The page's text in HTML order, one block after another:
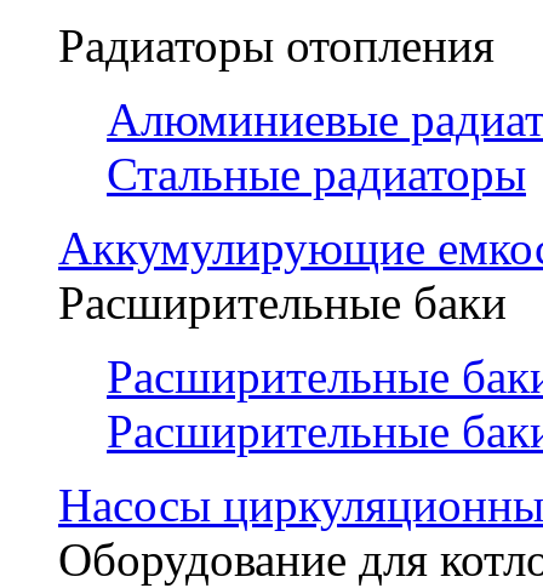
Радиаторы отопления
Алюминиевые
Стальные радиаторы
Аккумулирующие
Расширительные баки
Расширительные
Расширительные
Насосы
Оборудование для